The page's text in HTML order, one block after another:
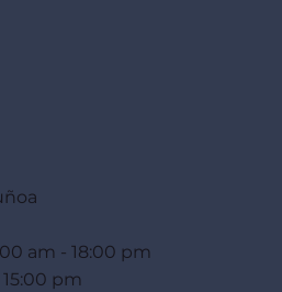
am - 18:00 pm
pm